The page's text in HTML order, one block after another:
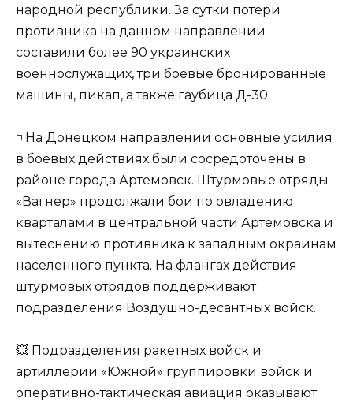
народной республики. За сутки потери
противника на данном направлении
составили более 90 украинских
военнослужащих, три боевые бронированные
машины, пикап, а также гаубица Д-30.
◽️ На Донецком направлении основные усилия
в боевых действиях были сосредоточены в
районе города Артемовск. Штурмовые отряды
«Вагнер» продолжали бои по овладению
кварталами в центральной части Артемовска и
вытеснению противника к западным окраинам
населенного пункта. На флангах действия
штурмовых отрядов поддерживают
подразделения Воздушно-десантных войск.
💥 Подразделения ракетных войск и
артиллерии «Южной» группировки войск и
оперативно-тактическая авиация оказывают